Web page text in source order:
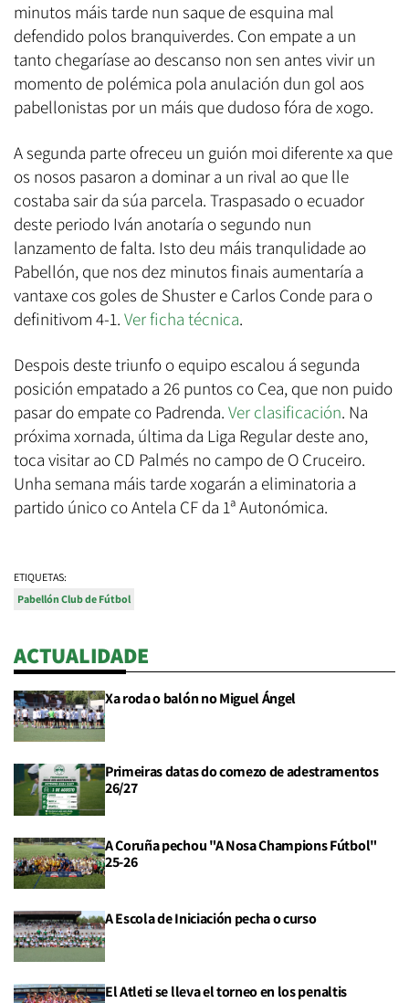
minutos máis tarde nun saque de esquina mal
defendido polos branquiverdes. Con empate a un
tanto chegaríase ao descanso non sen antes vivir un
momento de polémica pola anulación dun gol aos
pabellonistas por un máis que dudoso fóra de xogo.
A segunda parte ofreceu un guión moi diferente xa que
os nosos pasaron a dominar a un rival ao que lle
costaba sair da súa parcela. Traspasado o ecuador
deste periodo Iván anotaría o segundo nun
lanzamento de falta. Isto deu máis tranqulidade ao
Pabellón, que nos dez minutos finais aumentaría a
vantaxe cos goles de Shuster e Carlos Conde para o
definitivom 4-1. Ver ficha técnica.
Despois deste triunfo o equipo escalou á segunda
posición empatado a 26 puntos co Cea, que non puido
pasar do empate co Padrenda. Ver clasificación. Na
próxima xornada, última da Liga Regular deste ano,
toca visitar ao CD Palmés no campo de O Cruceiro.
Unha semana máis tarde xogarán a eliminatoria a
partido único co Antela CF da 1ª Autonómica.
ETIQUETAS:
Pabellón Club de Fútbol
ACTUALIDADE
Xa roda o balón no Miguel Ángel
Primeiras datas do comezo de adestramentos
26/27
A Coruña pechou "A Nosa Champions Fútbol"
25-26
A Escola de Iniciación pecha o curso
El Atleti se lleva el torneo en los penaltis